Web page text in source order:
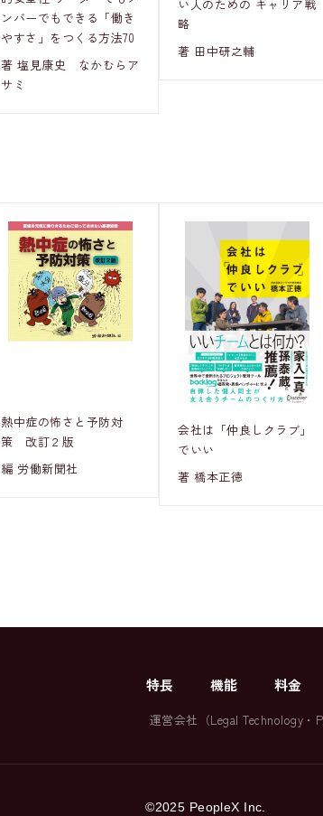
ンバーでもできる「働き
やすさ」をつくる方法70
著 塩見康史 なかむらア
サミ
い人のための キャリア戦
略
著 田中研之輔
熱中症の怖さと予防対
策 改訂２版
編 労働新聞社
会社は「仲良しクラブ」
でいい
著 橋本正徳
特長 機能 料金
運営会社（Legal Technology ・
©2025 PeopleX Inc.